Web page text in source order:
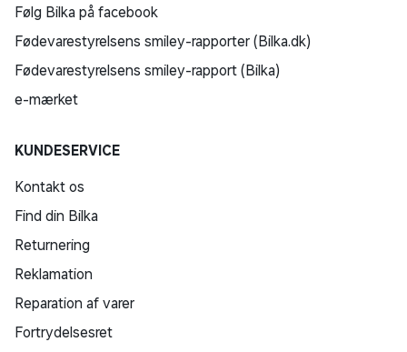
Følg Bilka på facebook
Fødevarestyrelsens smiley-rapporter (Bilka.dk)
Fødevarestyrelsens smiley-rapport (Bilka)
e-mærket
KUNDESERVICE
Kontakt os
Find din Bilka
Returnering
Reklamation
Reparation af varer
Fortrydelsesret